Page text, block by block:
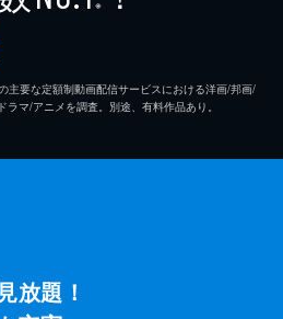
※
要な定額制動画配信サービスにおける洋画/邦画/
マ/アニメを調査。別途、有料作品あり。
放題！